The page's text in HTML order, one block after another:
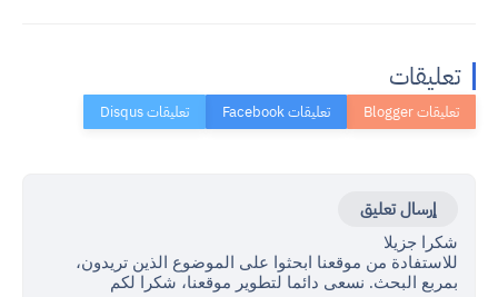
تعليقات
إرسال تعليق
شكرا جزيلا
للاستفادة من موقعنا ابحثوا على الموضوع الذين تريدون،
بمربع البحث. نسعى دائما لتطوير موقعنا، شكرا لكم